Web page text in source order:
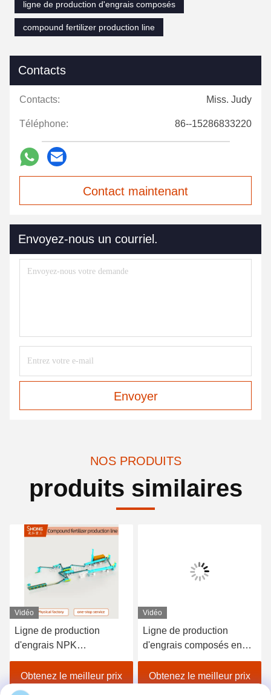
ligne de production d'engrais composés
compound fertilizer production line
Contacts
Contacts: Miss. Judy
Téléphone: 86--15286833220
Contact maintenant
Envoyez-nous un courriel.
Envoyer
NOS PRODUITS
produits similaires
Vidéo
Ligne de production
d'engrais NPK
personnalisable
380V/50Hz avec taille de
granule de 3 à 8 mm et
Obtenez le meilleur prix
Vidéo
Ligne de production
d'engrais composés en
acier au carbone avec une
capacité de 5-6 tonnes par
Obtenez le meilleur prix